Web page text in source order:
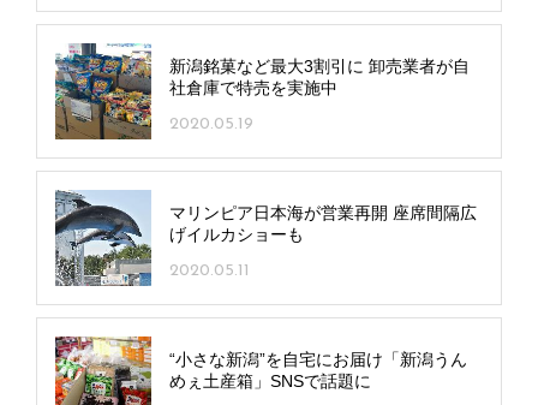
新潟銘菓など最大3割引に 卸売業者が自
社倉庫で特売を実施中
2020.05.19
マリンピア日本海が営業再開 座席間隔広
げイルカショーも
2020.05.11
“小さな新潟”を自宅にお届け「新潟うん
めぇ土産箱」SNSで話題に